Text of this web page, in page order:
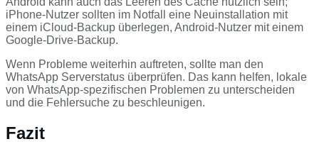
iPhone-Nutzer sollten im Notfall eine Neuinstallation mit
einem iCloud-Backup überlegen, Android-Nutzer mit einem
Google-Drive-Backup.
Wenn Probleme weiterhin auftreten, sollte man den
WhatsApp Serverstatus überprüfen. Das kann helfen, lokale
von WhatsApp-spezifischen Problemen zu unterscheiden
und die Fehlersuche zu beschleunigen.
Fazit